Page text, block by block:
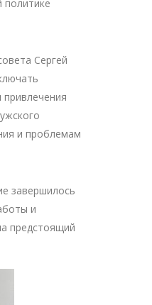
Сергей
и проблемам
завершилось
и
предстоящий